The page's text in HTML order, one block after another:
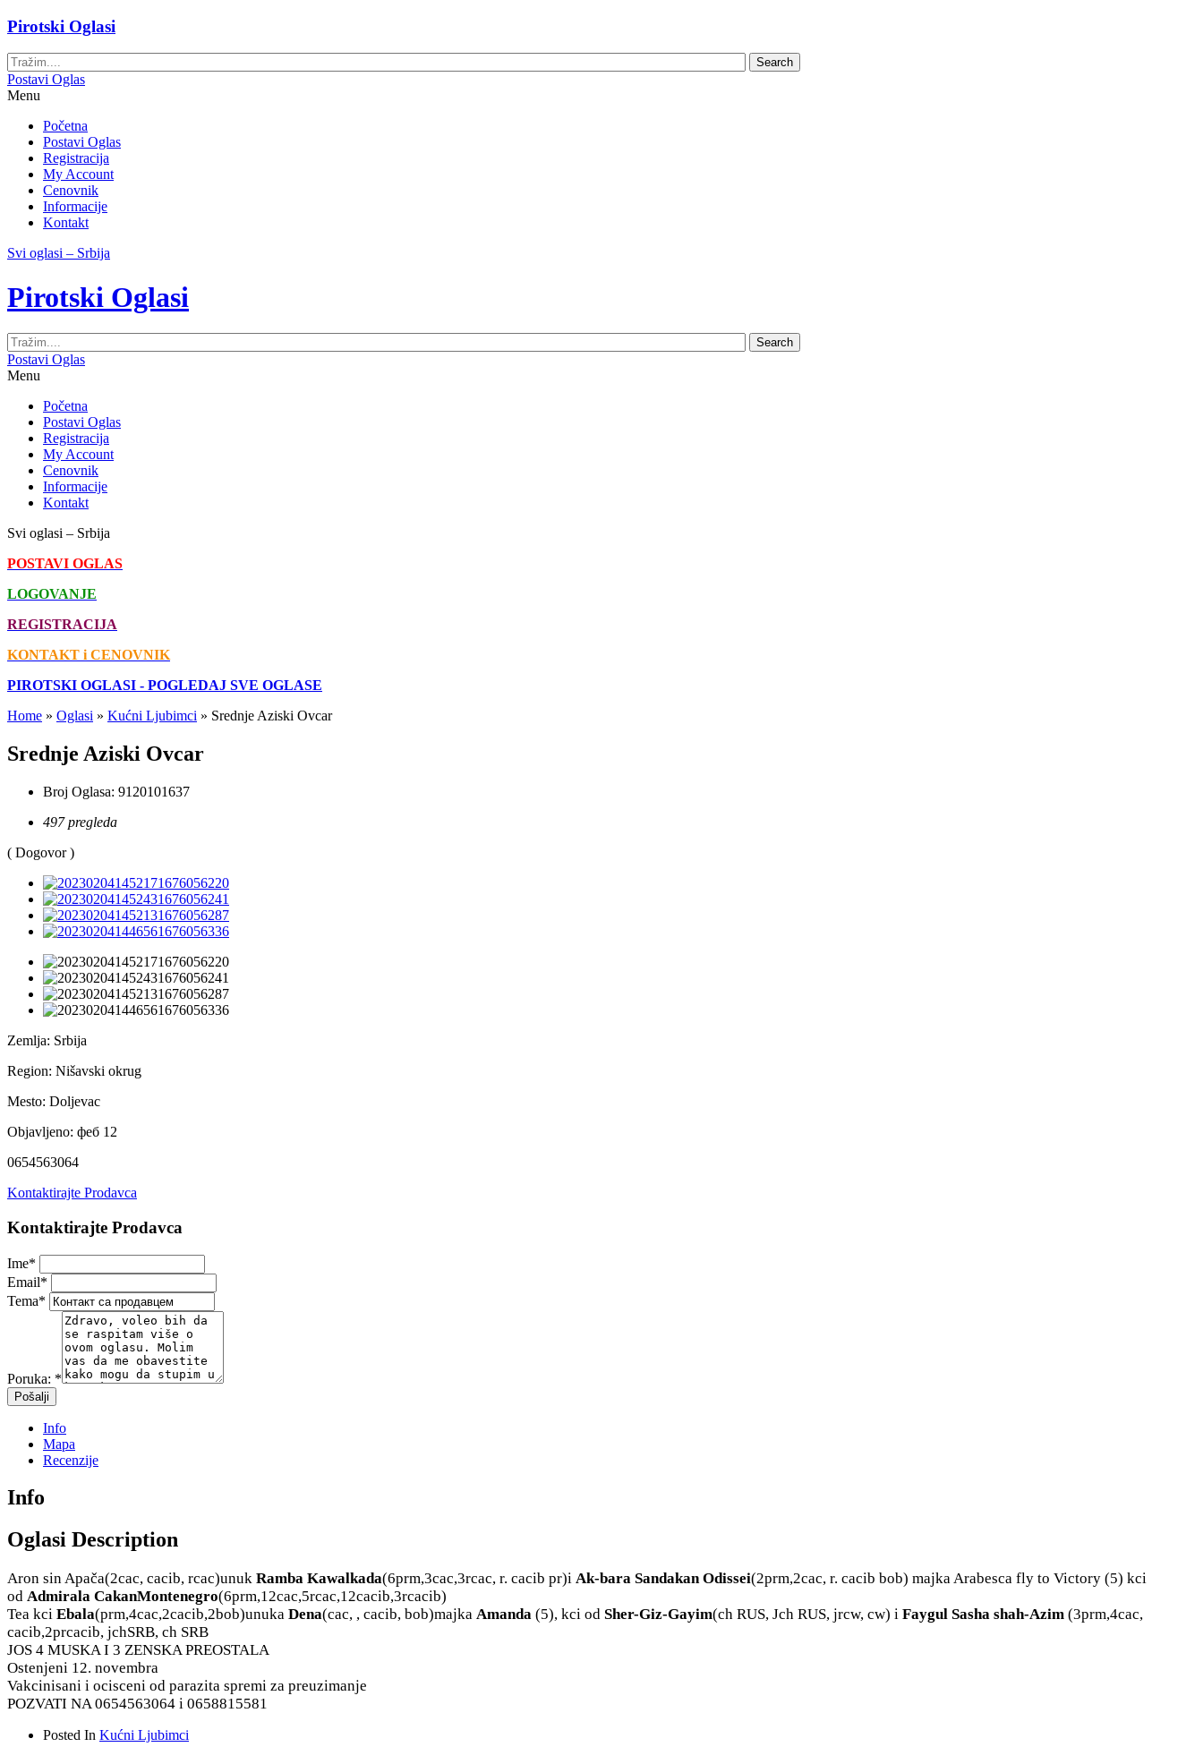
Pirotski Oglasi
Postavi Oglas
Menu
Početna
Postavi Oglas
Registracija
My Account
Cenovnik
Informacije
Kontakt
Svi oglasi – Srbija
Pirotski Oglasi
Postavi Oglas
Menu
Početna
Postavi Oglas
Registracija
My Account
Cenovnik
Informacije
Kontakt
Svi oglasi – Srbija
POSTAVI OGLAS
LOGOVANJE
REGISTRACIJA
KONTAKT i CENOVNIK
PIROTSKI OGLASI - POGLEDAJ SVE OGLASE
Home » Oglasi » Kućni Ljubimci » Srednje Aziski Ovcar
Srednje Aziski Ovcar
Broj Oglasa: 9120101637
497 pregleda
( Dogovor )
Zemlja: Srbija
Region: Nišavski okrug
Mesto: Doljevac
Objavljeno: феб 12
0654563064
Kontaktirajte Prodavca
Kontaktirajte Prodavca
Ime*
Email*
Tema*
Poruka: *
Info
Mapa
Recenzije
Info
Oglasi Description
Aron sin Apača(2cac, cacib, rcac)unuk Ramba Kawalkada(6prm,3cac,3rcac, r. cacib pr)i Ak-bara Sandakan Odissei(2prm,2cac, r. cacib bob) majka Arabesca fly to Victory (5) kci
od Admirala CakanMontenegro(6prm,12cac,5rcac,12cacib,3rcacib)
Tea kci Ebala(prm,4cac,2cacib,2bob)unuka Dena(cac, , cacib, bob)majka Amanda (5), kci od Sher-Giz-Gayim(ch RUS, Jch RUS, jrcw, cw) i Faygul Sasha shah-Azim (3prm,4cac,
cacib,2prcacib, jchSRB, ch SRB
JOS 4 MUSKA I 3 ZENSKA PREOSTALA
Ostenjeni 12. novembra
Vakcinisani i ocisceni od parazita spremi za preuzimanje
POZVATI NA 0654563064 i 0658815581
Posted In Kućni Ljubimci